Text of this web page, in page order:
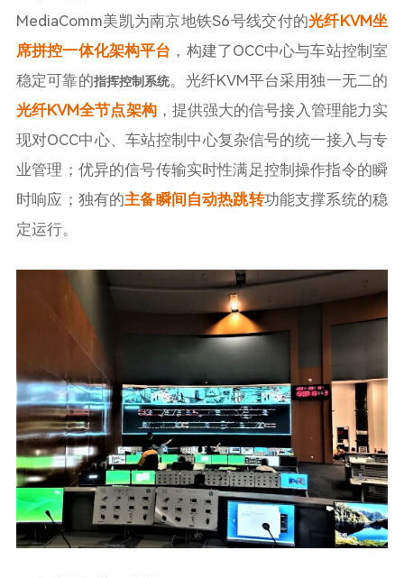
MediaComm美凯为南京地铁S6号线交付的光纤KVM坐
席拼控一体化架构平台 ，构建了OCC中心与车站控制室
稳定可靠的指挥控制系统。光纤KVM平台采用独一无二的
光纤KVM全节点架构，提供强大的信号接入管理能力实
现对OCC中心、车站控制中心复杂信号的统一接入与专
业管理；优异的信号传输实时性满足控制操作指令的瞬
时响应；独有的主备瞬间自动热跳转功能支撑系统的稳
定运行。